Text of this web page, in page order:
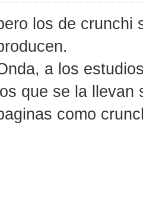
los de crunchi
a los
que se la llevan
como